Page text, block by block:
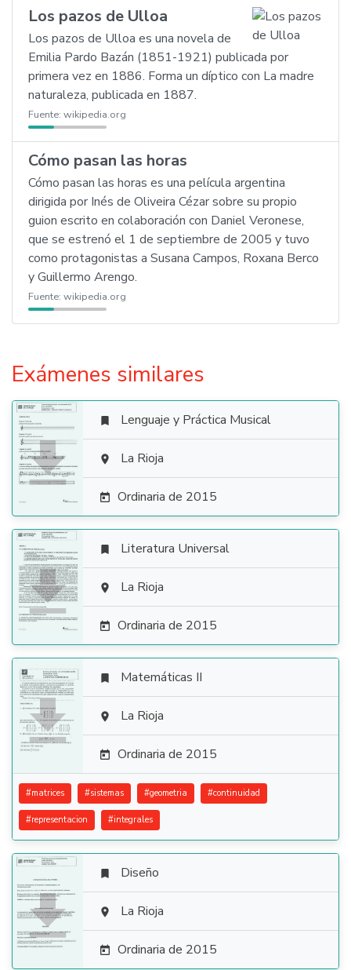
Los pazos de Ulloa
Los pazos de Ulloa es una novela de
Emilia Pardo Bazán (1851-1921) publicada por
primera vez en 1886. Forma un díptico con La madre
naturaleza, publicada en 1887.
Fuente: wikipedia.org
Cómo pasan las horas
Cómo pasan las horas es una película argentina
dirigida por Inés de Oliveira Cézar sobre su propio
guion escrito en colaboración con Daniel Veronese,
que se estrenó el 1 de septiembre de 2005 y tuvo
como protagonistas a Susana Campos, Roxana Berco
y Guillermo Arengo.
Fuente: wikipedia.org
Exámenes similares

 Lenguaje y Práctica Musical
 La Rioja
 Ordinaria de 2015

 Literatura Universal
 La Rioja
 Ordinaria de 2015

 Matemáticas II
 La Rioja
 Ordinaria de 2015
#matrices #sistemas #geometria #continuidad
#representacion #integrales

 Diseño
 La Rioja
 Ordinaria de 2015